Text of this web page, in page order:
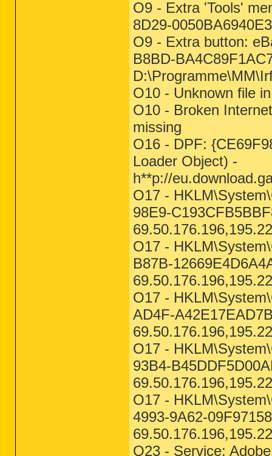
O9 - Extra 'Tools'
8D29-
O9 - Extra button:
B8BD-
O10 - Unknown file
O10 - Broken
missing
O16 - DPF:
Loader Object) -
h**p://
O17 -
98E9-
O17 -
B87B-
O17 -
AD4F-
O17 -
93B4-
O17 -
4993-9A62-
O23 - Service: